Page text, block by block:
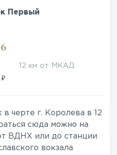
Первый
12 км от МКАД
₽
черте г. Королева в 12
сюда можно на
ВДНХ или до станции
вокзала